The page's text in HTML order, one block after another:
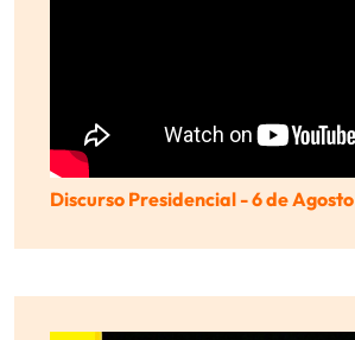
Discurso Presidencial - 6 de Agosto